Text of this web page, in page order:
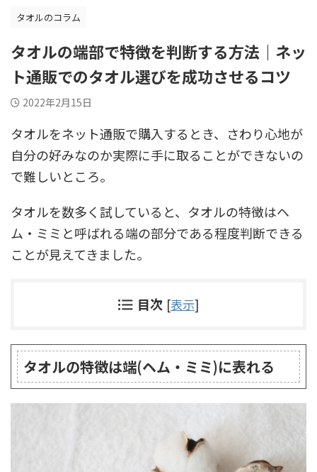
タオルのコラム
タオルの端部で特徴を判断する方法｜ネッ
ト通販でのタオル選びを成功させるコツ
2022年2月15日
タオルをネット通販で購入するとき、さわり心地が
自分の好みなのか実際に手に取ることができないの
で難しいところ。
タオルを数多く試していると、タオルの特徴はヘ
ム・ミミと呼ばれる端の部分である程度判断できる
ことが見えてきました。
目次 [表示]
タオルの特徴は端(ヘム・ミミ)に表れる